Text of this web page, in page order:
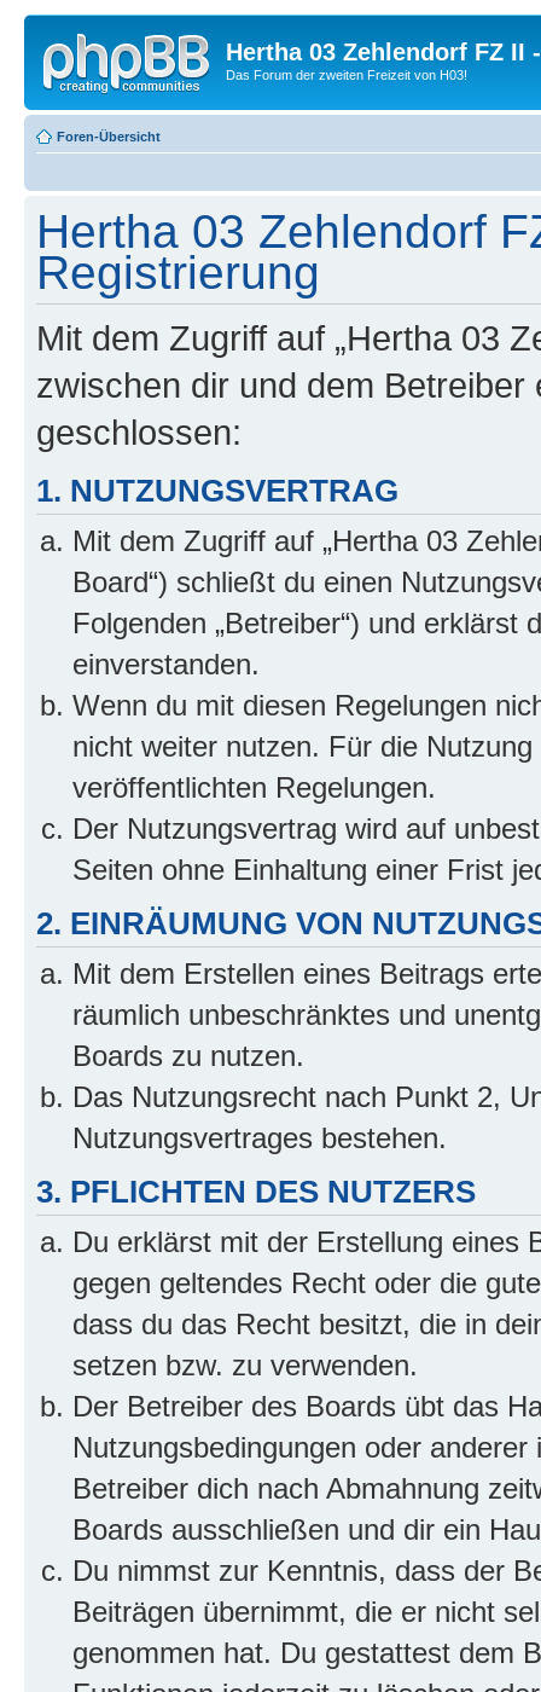
Hertha 03 Zehlendorf FZ II
Das Forum der zweiten Freizeit von H03!
Foren-Übersicht
Hertha 03 Zehlendorf
Registrierung
Mit dem Zugriff auf „Hertha 03
zwischen dir und dem
geschlossen:
1. NUTZUNGSVERTRAG
Mit dem Zugriff auf „Hertha 03
Board“) schließt du einen
Folgenden „Betreiber“) und
einverstanden.
Wenn du mit diesen Regelungen
nicht weiter nutzen. Für die
veröffentlichten Regelungen.
Der Nutzungsvertrag wird auf
Seiten ohne Einhaltung einer Frist
2. EINRÄUMUNG VON
Mit dem Erstellen eines Beitrags
räumlich unbeschränktes und
Boards zu nutzen.
Das Nutzungsrecht nach Punkt 2,
Nutzungsvertrages bestehen.
3. PFLICHTEN DES NUTZERS
Du erklärst mit der Erstellung eines
gegen geltendes Recht oder die
dass du das Recht besitzt, die in
setzen bzw. zu verwenden.
Der Betreiber des Boards übt das
Nutzungsbedingungen oder
Betreiber dich nach Abmahnung
Boards ausschließen und dir ein
Du nimmst zur Kenntnis, dass der
Beiträgen übernimmt, die er nicht
genommen hat. Du gestattest dem